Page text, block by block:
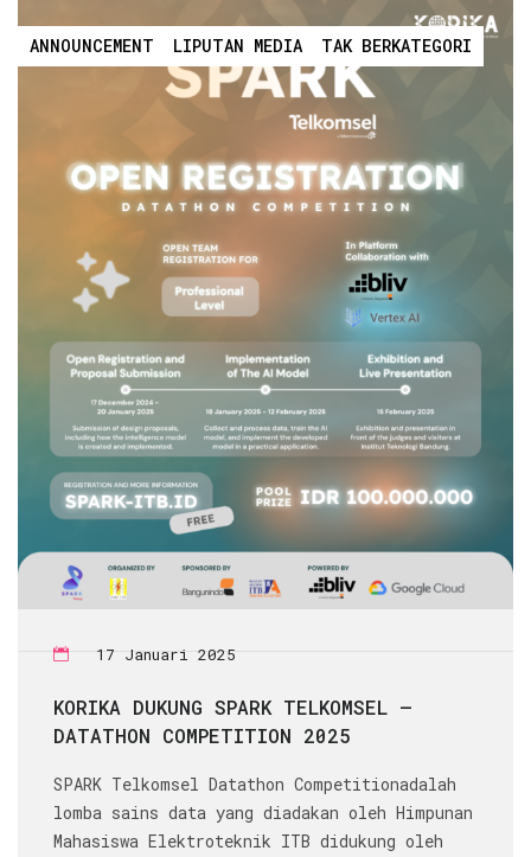
ANNOUNCEMENT LIPUTAN MEDIA TAK BERKATEGORI
17 Januari 2025
KORIKA DUKUNG SPARK TELKOMSEL –
DATATHON COMPETITION 2025
SPARK Telkomsel Datathon Competitionadalah
lomba sains data yang diadakan oleh Himpunan
Mahasiswa Elektroteknik ITB didukung oleh